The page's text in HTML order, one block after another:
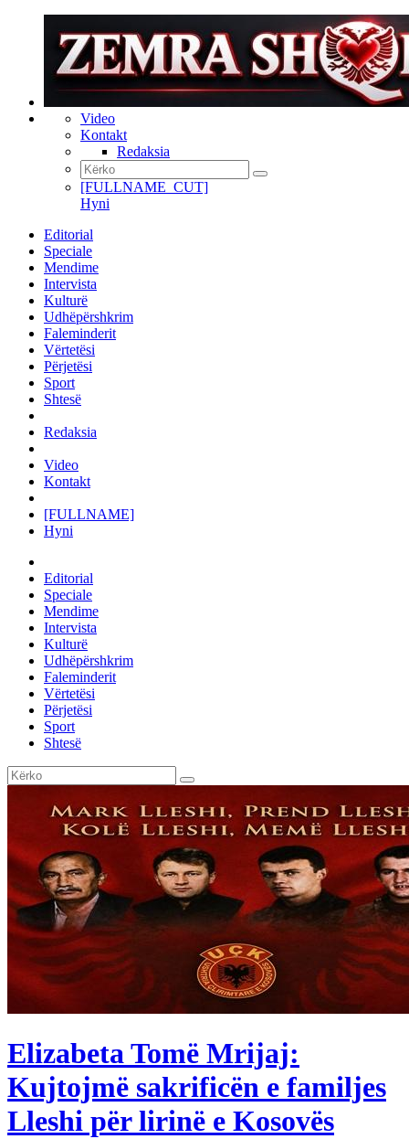
Video
Kontakt
Redaksia
[FULLNAME_CUT]
Hyni
Editorial
Speciale
Mendime
Intervista
Kulturë
Udhëpërshkrim
Faleminderit
Vërtetësi
Përjetësi
Sport
Shtesë
Redaksia
Video
Kontakt
[FULLNAME]
Hyni
Editorial
Speciale
Mendime
Intervista
Kulturë
Udhëpërshkrim
Faleminderit
Vërtetësi
Përjetësi
Sport
Shtesë
Elizabeta Tomë Mrijaj:
Kujtojmë sakrificën e familjes
Lleshi për lirinë e Kosovës